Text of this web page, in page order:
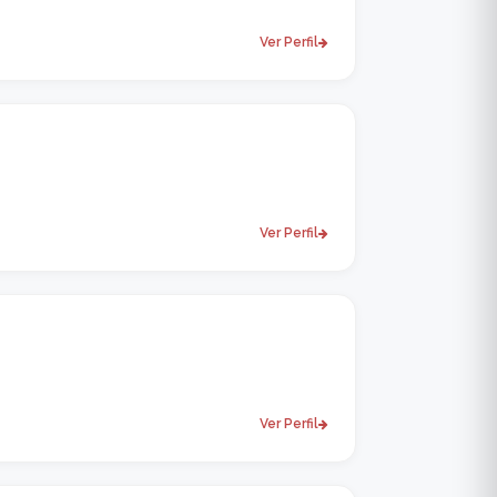
Ver Perfil
Ver Perfil
Ver Perfil